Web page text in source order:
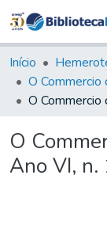
Início
O Commercio
O
Ano VI, n.